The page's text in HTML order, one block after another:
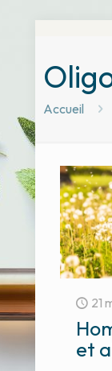
Accueil
21
et